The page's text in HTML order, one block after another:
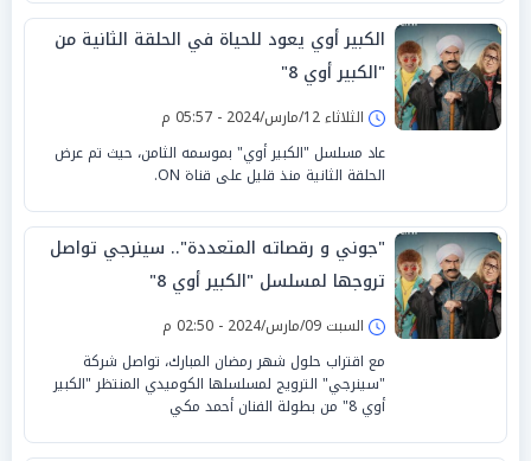
الكبير أوي يعود للحياة في الحلقة الثانية من
"الكبير أوي 8"
الثلاثاء 12/مارس/2024 - 05:57 م
عاد مسلسل "الكبير أوي" بموسمه الثامن، حيث تم عرض
الحلقة الثانية منذ قليل على قناة ON.
"جوني و رقصاته المتعددة".. سينرجي تواصل
تروجها لمسلسل "الكبير أوي 8"
السبت 09/مارس/2024 - 02:50 م
مع اقتراب حلول شهر رمضان المبارك، تواصل شركة
"سينرجي" الترويج لمسلسلها الكوميدي المنتظر "الكبير
أوي 8" من بطولة الفنان أحمد مكي